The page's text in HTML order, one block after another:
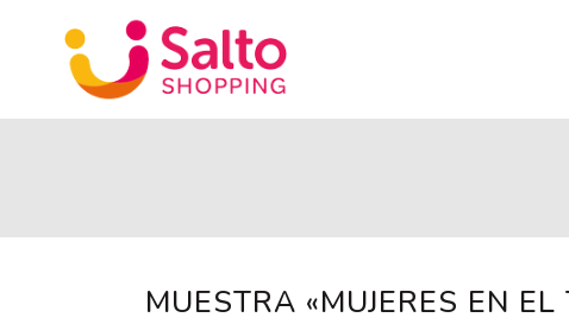
MUESTRA «MUJERES EN